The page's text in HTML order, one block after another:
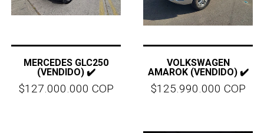
MERCEDES GLC250
(VENDIDO) ✔️
$127.000.000 COP
VOLKSWAGEN
AMAROK (VENDIDO) ✔️
$125.990.000 COP